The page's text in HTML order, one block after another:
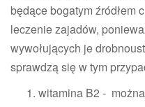
będące bogatym źródłem
leczenie zajadów,
wywołujących je
sprawdzą się w tym
witamina B2 -